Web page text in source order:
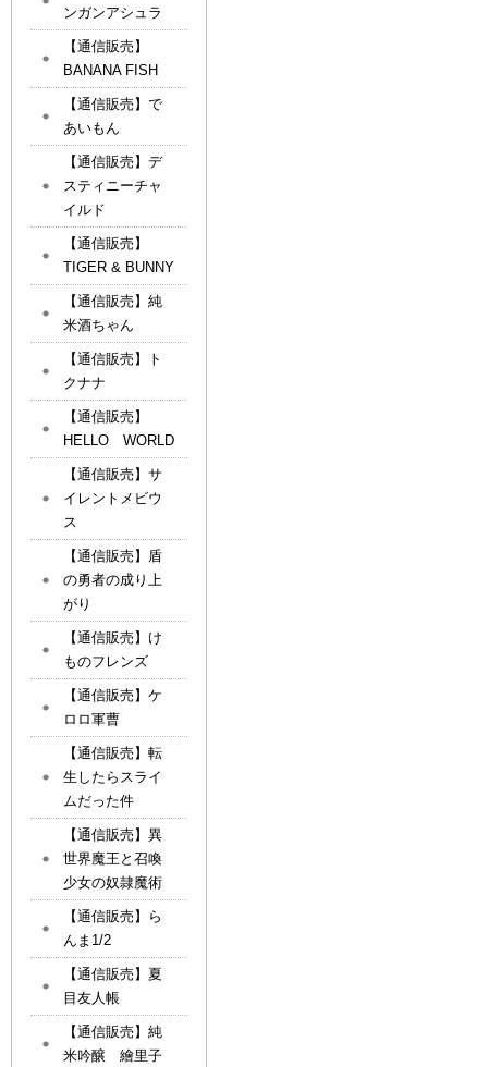
ンガンアシュラ
【通信販売】
BANANA FISH
【通信販売】で
あいもん
【通信販売】デ
スティニーチャ
イルド
【通信販売】
TIGER & BUNNY
【通信販売】純
米酒ちゃん
【通信販売】ト
クナナ
【通信販売】
HELLO WORLD
【通信販売】サ
イレントメビウ
ス
【通信販売】盾
の勇者の成り上
がり
【通信販売】け
ものフレンズ
【通信販売】ケ
ロロ軍曹
【通信販売】転
生したらスライ
ムだった件
【通信販売】異
世界魔王と召喚
少女の奴隷魔術
【通信販売】ら
んま1/2
【通信販売】夏
目友人帳
【通信販売】純
米吟醸 繪里子